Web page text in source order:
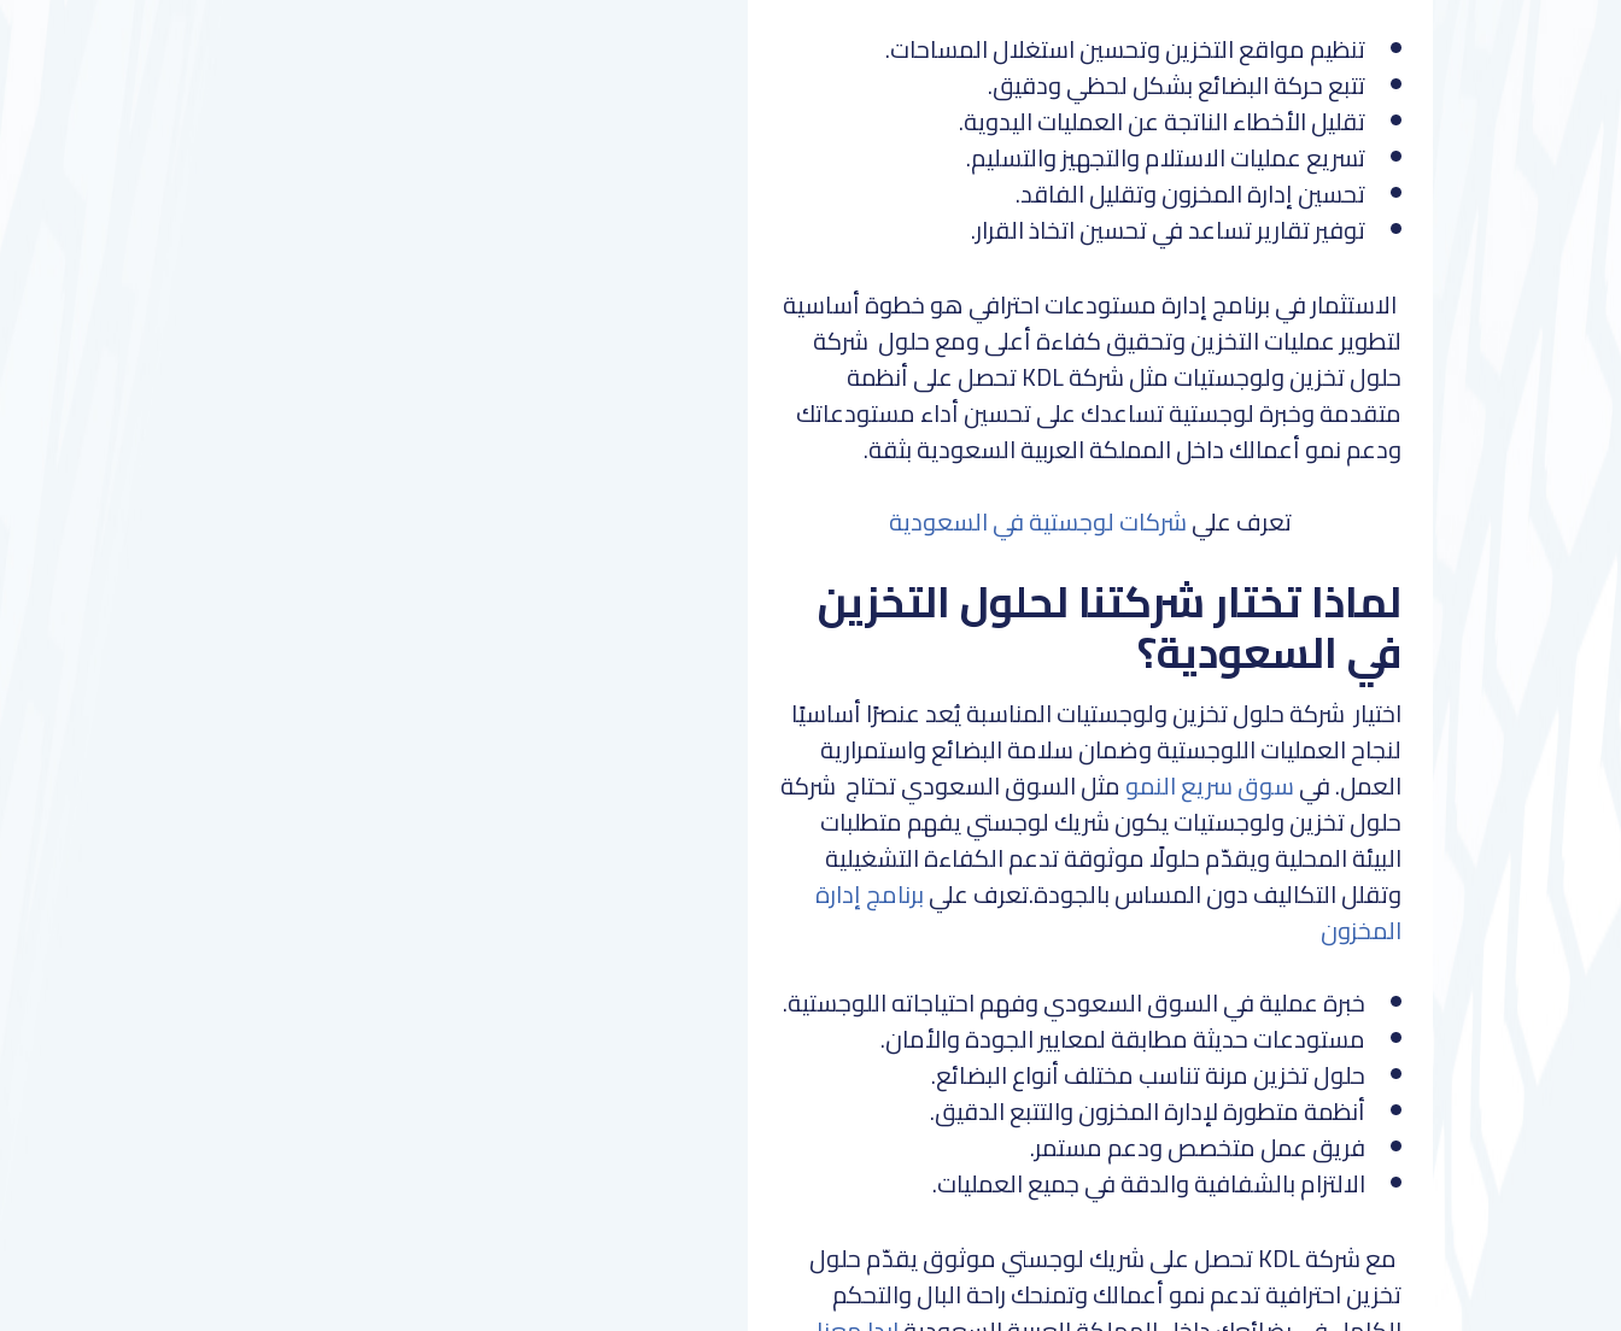
تنظيم مواقع التخزين وتحسين استغلال المساحات.
تتبع حركة البضائع بشكل لحظي ودقيق.
تقليل الأخطاء الناتجة عن العمليات اليدوية.
تسريع عمليات الاستلام والتجهيز والتسليم.
تحسين إدارة المخزون وتقليل الفاقد.
توفير تقارير تساعد في تحسين اتخاذ القرار.
الاستثمار في برنامج إدارة مستودعات احترافي هو خطوة أساسية
لتطوير عمليات التخزين وتحقيق كفاءة أعلى ومع حلول شركة
حلول تخزين ولوجستيات مثل شركة KDL تحصل على أنظمة
متقدمة وخبرة لوجستية تساعدك على تحسين أداء مستودعاتك
ودعم نمو أعمالك داخل المملكة العربية السعودية بثقة.
تعرف عليشركات لوجستية في السعودية
لماذا تختار شركتنا لحلول التخزين
في السعودية؟
اختيار شركة حلول تخزين ولوجستيات المناسبة يُعد عنصرًا أساسيًا
لنجاح العمليات اللوجستية وضمان سلامة البضائع واستمرارية
العمل. فيسوق سريع النمومثل السوق السعودي تحتاج شركة
حلول تخزين ولوجستيات يكون شريك لوجستي يفهم متطلبات
البيئة المحلية ويقدّم حلولًا موثوقة تدعم الكفاءة التشغيلية
وتقلل التكاليف دون المساس بالجودة.تعرف عليبرنامج إدارة
المخزون
خبرة عملية في السوق السعودي وفهم احتياجاته اللوجستية.
مستودعات حديثة مطابقة لمعايير الجودة والأمان.
حلول تخزين مرنة تناسب مختلف أنواع البضائع.
أنظمة متطورة لإدارة المخزون والتتبع الدقيق.
فريق عمل متخصص ودعم مستمر.
الالتزام بالشفافية والدقة في جميع العمليات.
مع شركة KDL تحصل على شريك لوجستي موثوق يقدّم حلول
تخزين احترافية تدعم نمو أعمالك وتمنحك راحة البال والتحكم